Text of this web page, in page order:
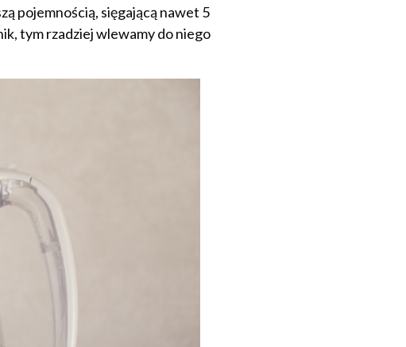
pojemnością, sięgającą nawet 5
tym rzadziej wlewamy do niego